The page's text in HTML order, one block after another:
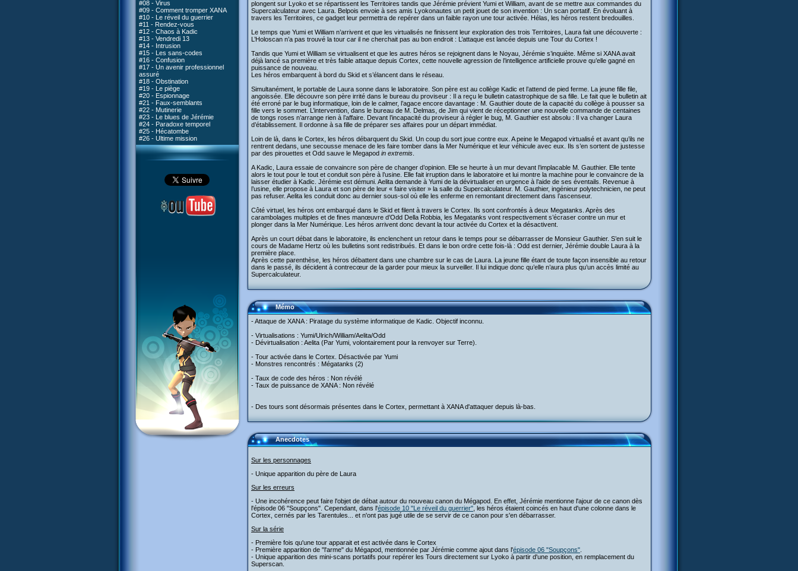
#08 - Virus
#09 - Comment tromper XANA
#10 - Le réveil du guerrier
#11 - Rendez-vous
#12 - Chaos à Kadic
#13 - Vendredi 13
#14 - Intrusion
#15 - Les sans-codes
#16 - Confusion
#17 - Un avenir professionnel
assuré
#18 - Obstination
#19 - Le piège
#20 - Espionnage
#21 - Faux-semblants
#22 - Mutinerie
#23 - Le blues de Jérémie
#24 - Paradoxe temporel
#25 - Hécatombe
#26 - Ultime mission
plongent sur Lyoko et se répartissent les Territoires tandis que Jérémie prévient Yumi et William, avant de se mettre aux commandes du
Supercalculateur avec Laura. Belpois envoie à ses amis Lyokonautes un petit jouet de son invention : Un scan portatif. En évoluant à
travers les Territoires, ce gadget leur permettra de repérer dans un faible rayon une tour activée. Hélas, les héros restent bredouilles.
Le temps que Yumi et William n’arrivent et que les virtualisés ne finissent leur exploration des trois Territoires, Laura fait une découverte :
L’Holoscan n’a pas trouvé la tour car il ne cherchait pas au bon endroit : L’attaque est lancée depuis une Tour du Cortex !
Tandis que Yumi et William se virtualisent et que les autres héros se rejoignent dans le Noyau, Jérémie s’inquiète. Même si XANA avait
déjà lancé sa première et très faible attaque depuis Cortex, cette nouvelle agression de l’intelligence artificielle prouve qu’elle gagné en
puissance de nouveau.
Les héros embarquent à bord du Skid et s’élancent dans le réseau.
Simultanément, le portable de Laura sonne dans le laboratoire. Son père est au collège Kadic et l’attend de pied ferme. La jeune fille file,
angoissée. Elle découvre son père irrité dans le bureau du proviseur : Il a reçu le bulletin catastrophique de sa fille. Le fait que le bulletin ait
été erroné par le bug informatique, loin de le calmer, l’agace encore davantage : M. Gauthier doute de la capacité du collège à pousser sa
fille vers le sommet. L’intervention, dans le bureau de M. Delmas, de Jim qui vient de réceptionner une nouvelle commande de centaines
de tongs roses n’arrange rien à l’affaire. Devant l’incapacité du proviseur à régler le bug, M. Gauthier est absolu : Il va changer Laura
d’établissement. Il ordonne à sa fille de préparer ses affaires pour un départ immédiat.
Loin de là, dans le Cortex, les héros débarquent du Skid. Un coup du sort joue contre eux. A peine le Megapod virtualisé et avant qu’ils ne
rentrent dedans, une secousse menace de les faire tomber dans la Mer Numérique et leur véhicule avec eux. Ils s’en sortent de justesse
par des pirouettes et Odd sauve le Megapod in extremis
A Kadic, Laura essaie de convaincre son père de changer d’opinion. Elle se heurte à un mur devant l’implacable M. Gauthier. Elle tente
alors le tout pour le tout et conduit son père à l’usine. Elle fait irruption dans le laboratoire et lui montre la machine pour le convaincre de la
laisser étudier à Kadic. Jérémie est démuni. Aelita demande à Yumi de la dévirtualiser en urgence à l’aide de ses éventails. Revenue à
l’usine, elle propose à Laura et son père de leur « faire visiter » la salle du Supercalculateur. M. Gauthier, ingénieur polytechnicien, ne peut
pas refuser. Aelita les conduit donc au dernier sous-sol où elle les enferme en remontant directement dans l’ascenseur.
Côté virtuel, les héros ont embarqué dans le Skid et filent à travers le Cortex. Ils sont confrontés à deux Megatanks. Après des
carambolages multiples et de fines manœuvre d’Odd Della Robbia, les Megatanks vont respectivement s’écraser contre un mur et
plonger dans la Mer Numérique. Les héros arrivent donc devant la tour activée du Cortex et la désactivent.
Après un court débat dans le laboratoire, ils enclenchent un retour dans le temps pour se débarrasser de Monsieur Gauthier. S’en suit le
cours de Madame Hertz où les bulletins sont redistribués. Et dans le bon ordre cette fois-là : Odd est dernier, Jérémie double Laura à la
première place.
Après cette parenthèse, les héros débattent dans une chambre sur le cas de Laura. La jeune fille étant de toute façon insensible au retour
dans le passé, ils décident à contrecœur de la garder pour mieux la surveiller. Il lui indique donc qu’elle n’aura plus qu’un accès limité au
Supercalculateur.
Mémo
- Attaque de XANA : Piratage du système informatique de Kadic. Objectif inconnu.
- Virtualisations : Yumi/Ulrich/William/Aelita/Odd
- Dévirtualisation : Aelita (Par Yumi, volontairement pour la renvoyer sur Terre).
- Tour activée dans le Cortex. Désactivée par Yumi
- Monstres rencontrés : Mégatanks (2)
- Taux de code des héros : Non révélé
- Taux de puissance de XANA : Non révélé
- Des tours sont désormais présentes dans le Cortex, permettant à XANA d'attaquer depuis là-bas.
Anecdotes
Sur les personnages
- Unique apparition du père de Laura
Sur les erreurs
- Une incohérence peut faire l'objet de débat autour du nouveau canon du Mégapod. En effet, Jérémie mentionne l'ajour de ce canon dès
l'épisode 06 "Soupçons". Cependant, dans l'épisode 10 "Le réveil du guerrier" , les héros étaient coincés en haut d'une colonne dans le
Cortex, cernés par les Tarentules... et n'ont pas jugé utile de se servir de ce canon pour s'en débarrasser.
Sur la série
- Première fois qu'une tour apparait et est activée dans le Cortex
- Première apparition de "l'arme" du Mégapod, mentionnée par Jérémie comme ajout dans l'épisode 06 "Soupçons"
- Unique apparition des mini-scans portatifs pour repérer les Tours directement sur Lyoko à partir d'une position, en remplacement du
Superscan.